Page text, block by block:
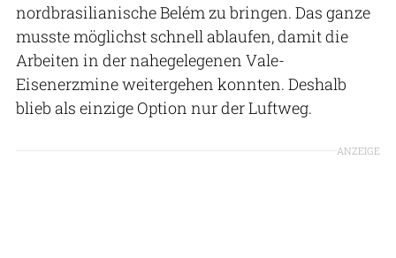
nordbrasilianische Belém zu bringen. Das ganze
musste möglichst schnell ablaufen, damit die
Arbeiten in der nahegelegenen Vale-
Eisenerzmine weitergehen konnten. Deshalb
blieb als einzige Option nur der Luftweg.
ANZEIGE